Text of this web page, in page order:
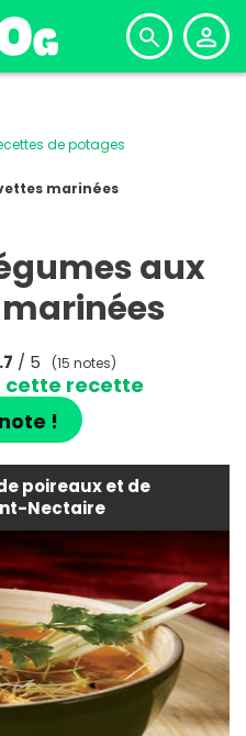
de potages
marinées
aux
/ 5 (15 notes)
cette recette
!
poireaux et de
Nectaire